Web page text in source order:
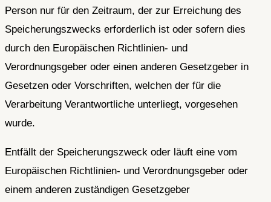
Person nur für den Zeitraum, der zur Erreichung des
Speicherungszwecks erforderlich ist oder sofern dies
durch den Europäischen Richtlinien- und
Verordnungsgeber oder einen anderen Gesetzgeber in
Gesetzen oder Vorschriften, welchen der für die
Verarbeitung Verantwortliche unterliegt, vorgesehen
wurde.
Entfällt der Speicherungszweck oder läuft eine vom
Europäischen Richtlinien- und Verordnungsgeber oder
einem anderen zuständigen Gesetzgeber